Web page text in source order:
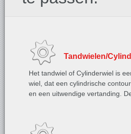
Tandwielen/
Het tandwiel of Cylinderwiel is
wiel, dat een cylindrische
en een uitwendige vertanding.